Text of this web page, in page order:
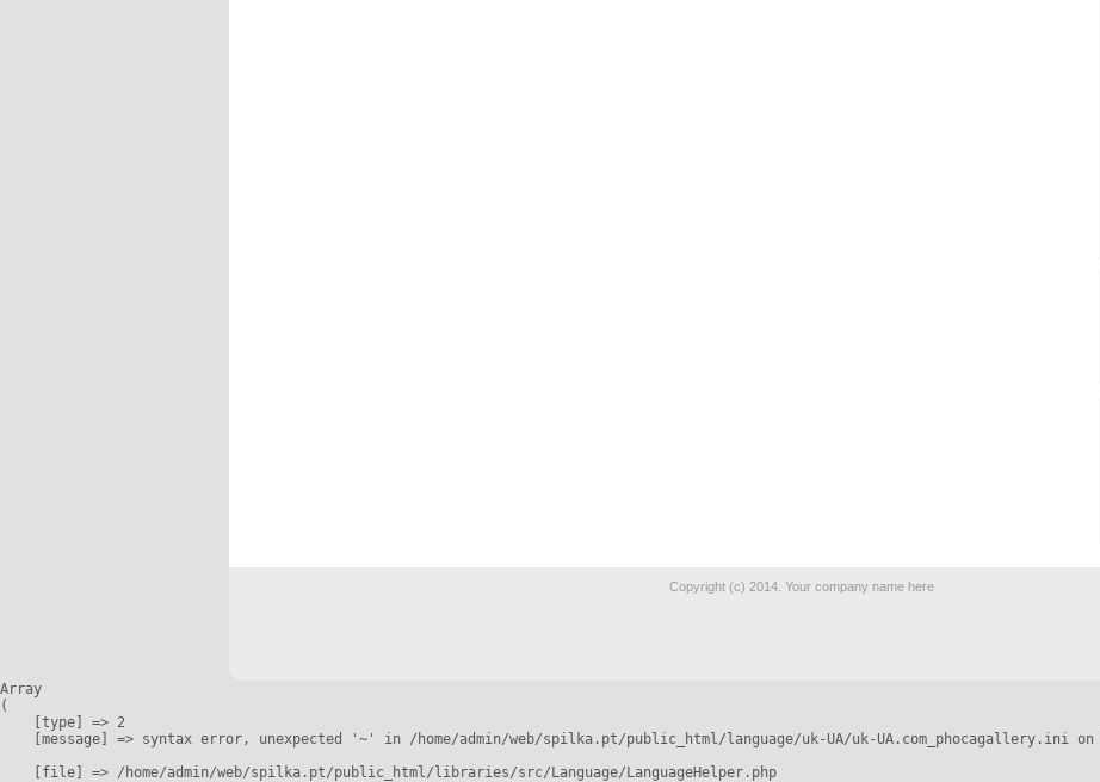
Copyright (c) 2014. Your company name here
Array
(
    [type] => 2
[message] => syntax error, unexpected '~' in /home/admin/web/spilka.pt/public_html/language/uk-UA/uk-UA.com_phocagallery.ini on
    [file] => /home/admin/web/spilka.pt/public_html/libraries/src/Language/LanguageHelper.php